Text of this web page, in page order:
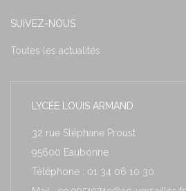
SUIVEZ-NOUS
Toutes les actualités
LYCÉE LOUIS ARMAND
32 rue Stéphane Proust
95600 Eaubonne
Téléphone : 01 34 06 10 30